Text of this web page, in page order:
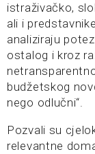
istraživačko,
ali i
analiziraju
ostalog i kroz
budžetskog
nego odlučni“.
Pozvali su
relevantne